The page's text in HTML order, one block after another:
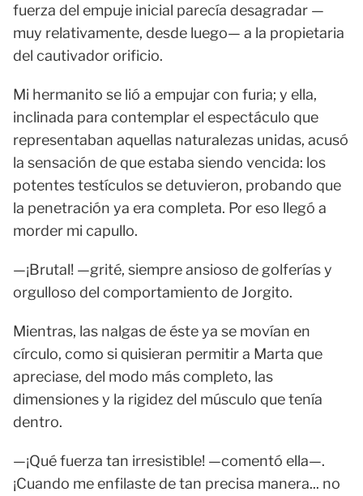
fuerza del empuje inicial parecía desagradar —
muy relativamente, desde luego— a la propietaria
del cautivador orificio.
Mi hermanito se lió a empujar con furia; y ella,
inclinada para contemplar el espectáculo que
representaban aquellas naturalezas unidas, acusó
la sensación de que estaba siendo vencida: los
potentes testículos se detuvieron, probando que
la penetración ya era completa. Por eso llegó a
morder mi capullo.
—¡Brutal! —grité, siempre ansioso de golferías y
orgulloso del comportamiento de Jorgito.
Mientras, las nalgas de éste ya se movían en
círculo, como si quisieran permitir a Marta que
apreciase, del modo más completo, las
dimensiones y la rigidez del músculo que tenía
dentro.
—¡Qué fuerza tan irresistible! —comentó ella—.
¡Cuando me enfilaste de tan precisa manera... no